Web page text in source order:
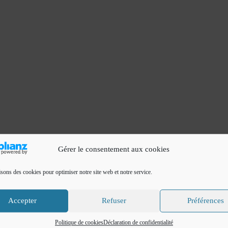
Gérer le consentement aux cookies
des cookies pour optimiser notre site web et notre service.
Accepter Refuser Préférences
Politique de cookiesDéclaration de confidentialité
sel
restent sur la surface , si elle trop dur rajouter un peu de lait